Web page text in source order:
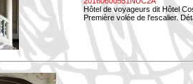
Hôtel de voyageurs dit Hôtel
Première volée de l'escalier.